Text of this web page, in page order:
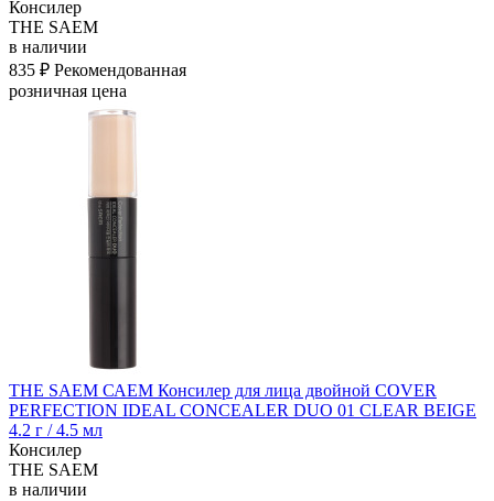
Консилер
THE SAEM
в наличии
835 ₽ Рекомендованная
розничная цена
THE SAEM САЕМ Консилер для лица двойной COVER
PERFECTION IDEAL CONCEALER DUO 01 CLEAR BEIGE
4.2 г / 4.5 мл
Консилер
THE SAEM
в наличии